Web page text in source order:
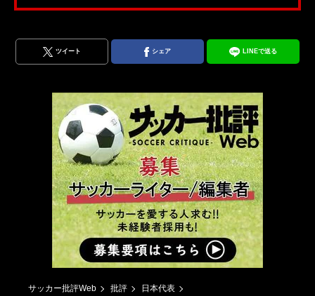
ツイート シェア LINEで送る
サッカー批評Web 批評
日本代表